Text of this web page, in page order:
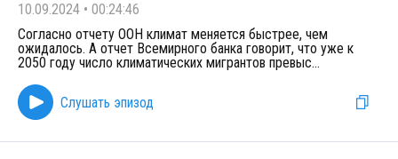
10.09.2024 • 00:24:46
Согласно отчету ООН климат меняется быстрее, чем
ожидалось. А отчет Всемирного банка говорит, что уже к
2050 году число климатических мигрантов превыс...
Слушать эпизод